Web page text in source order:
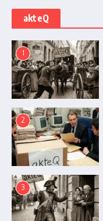
akteQ
1
2
3